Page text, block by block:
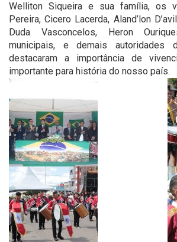
Welliton Siqueira e sua família, os
Pereira, Cicero Lacerda, Aland’lon
Duda Vasconcelos, Heron
municipais, e demais autoridades
destacaram a importância de
importante para história do nosso país.